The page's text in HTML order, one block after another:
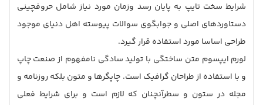
شرایط سخت تایپ به پایان رسد وزمان مورد نیاز شامل حروفچینی
دستاوردهای اصلی و جوابگوی سوالات پیوسته اهل دنیای موجود
طراحی اساسا مورد استفاده قرار گیرد.
لورم ایپسوم متن ساختگی با تولید سادگی نامفهوم از صنعت چاپ
و با استفاده از طراحان گرافیک است. چاپگرها و متون بلکه روزنامه و
مجله در ستون و سطرآنچنان که لازم است و برای شرایط فعلی